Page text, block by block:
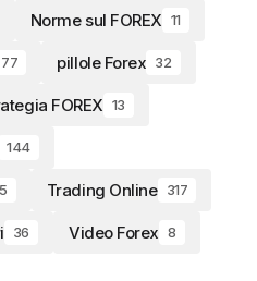
Norme sul FOREX 11
77 pillole Forex 32
FOREX 13
144
Trading Online 317
36 Video Forex 8